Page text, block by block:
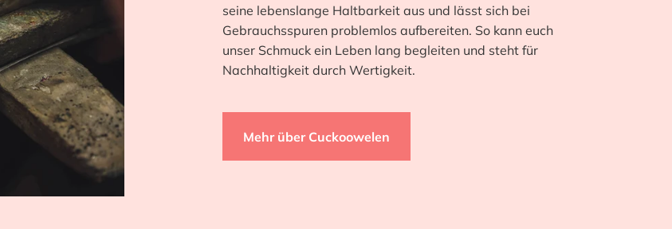
seine lebenslange Haltbarkeit aus und lässt sich bei
Gebrauchsspuren problemlos aufbereiten. So kann euch
unser Schmuck ein Leben lang begleiten und steht für
Nachhaltigkeit durch Wertigkeit.
Mehr über Cuckoowelen